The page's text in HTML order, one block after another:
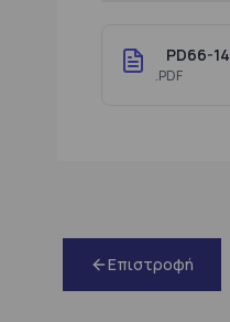
PD66-14
.PDF
Επιστροφή